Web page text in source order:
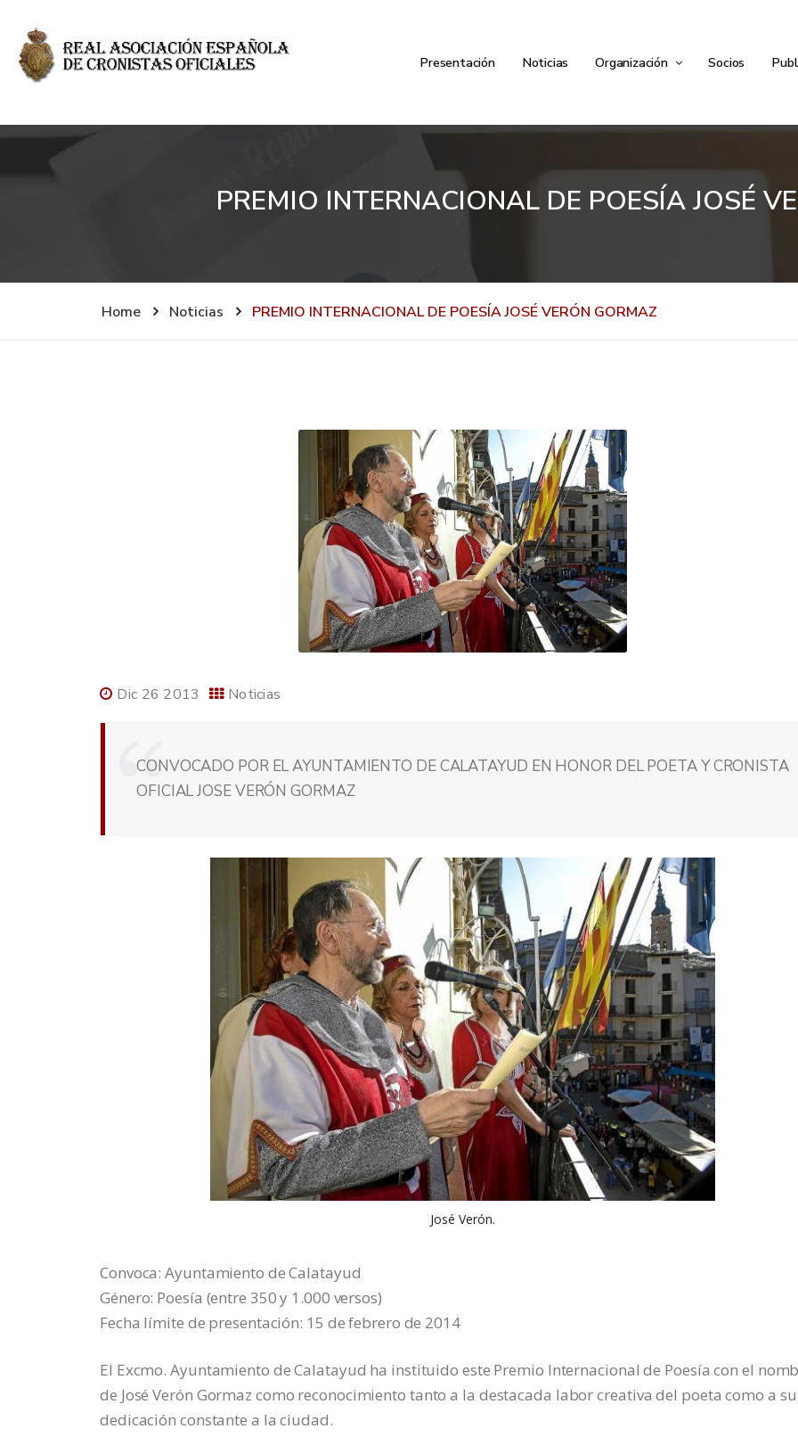
Presentación Noticias Organización Socios
PREMIO INTERNACIONAL DE POESÍA JOSÉ
Home Noticias PREMIO INTERNACIONAL DE POESÍA JOSÉ VERÓN GORMAZ
Dic 26 2013 Noticias
CONVOCADO POR EL AYUNTAMIENTO DE CALATAYUD EN HONOR DEL POETA Y CRONISTA
OFICIAL JOSE VERÓN GORMAZ
José Verón.
Convoca: Ayuntamiento de Calatayud
Género: Poesía (entre 350 y 1.000 versos)
Fecha límite de presentación: 15 de febrero de 2014
El Excmo. Ayuntamiento de Calatayud ha instituido este Premio Internacional de Poesía con el
de José Verón Gormaz como reconocimiento tanto a la destacada labor creativa del poeta como a su
dedicación constante a la ciudad.